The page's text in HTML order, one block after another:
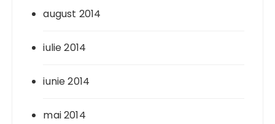
august 2014
iulie 2014
iunie 2014
mai 2014